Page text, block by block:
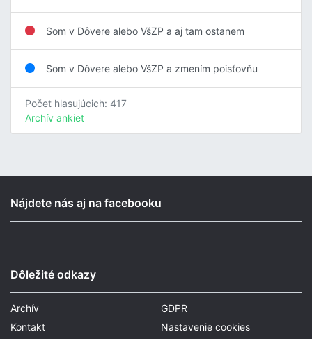
Som v Dôvere alebo VšZP a aj tam ostanem
Som v Dôvere alebo VšZP a zmením poisťovňu
Počet hlasujúcich: 417
Archív ankiet
Nájdete nás aj na facebooku
Dôležité odkazy
Archív
Kontakt
GDPR
Nastavenie cookies